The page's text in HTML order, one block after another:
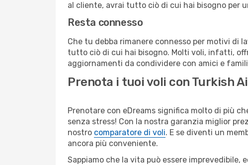
al cliente, avrai tutto ciò di cui hai bisogno per
Resta connesso
Che tu debba rimanere connesso per motivi di
tutto ciò di cui hai bisogno. Molti voli, infatti,
aggiornamenti da condividere con amici e
Prenota i tuoi voli con Turkish
Prenotare con eDreams significa molto di più
senza stress! Con la nostra garanzia miglior
nostro comparatore di voli. E se diventi un
ancora più conveniente.
Sappiamo che la vita può essere